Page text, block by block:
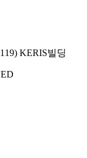
KERIS빌딩